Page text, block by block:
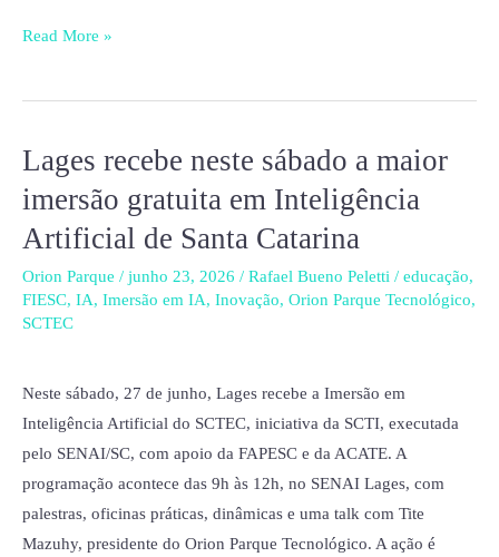
Read More »
Lages recebe neste sábado a maior
imersão gratuita em Inteligência
Artificial de Santa Catarina
Orion Parque / junho 23, 2026 / Rafael Bueno Peletti / educação,
FIESC, IA, Imersão em IA, Inovação, Orion Parque Tecnológico,
SCTEC
Neste sábado, 27 de junho, Lages recebe a Imersão em
Inteligência Artificial do SCTEC, iniciativa da SCTI, executada
pelo SENAI/SC, com apoio da FAPESC e da ACATE. A
programação acontece das 9h às 12h, no SENAI Lages, com
palestras, oficinas práticas, dinâmicas e uma talk com Tite
Mazuhy, presidente do Orion Parque Tecnológico. A ação é
Lages
recebe
neste
sábado
a
maior
em
Inteligência
Artificial
de
Santa
Catarina